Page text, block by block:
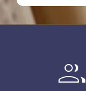
group